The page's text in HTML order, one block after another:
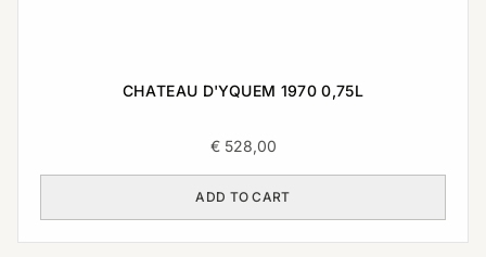
CHATEAU D'YQUEM 1970 0,75L
€528,00
ADD TO CART